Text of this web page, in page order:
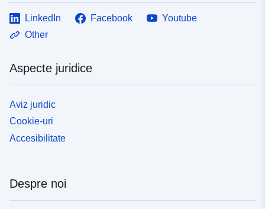
LinkedIn Facebook
Youtube
Other
Aspecte juridice
Aviz juridic
Cookie-uri
Accesibilitate
Despre noi